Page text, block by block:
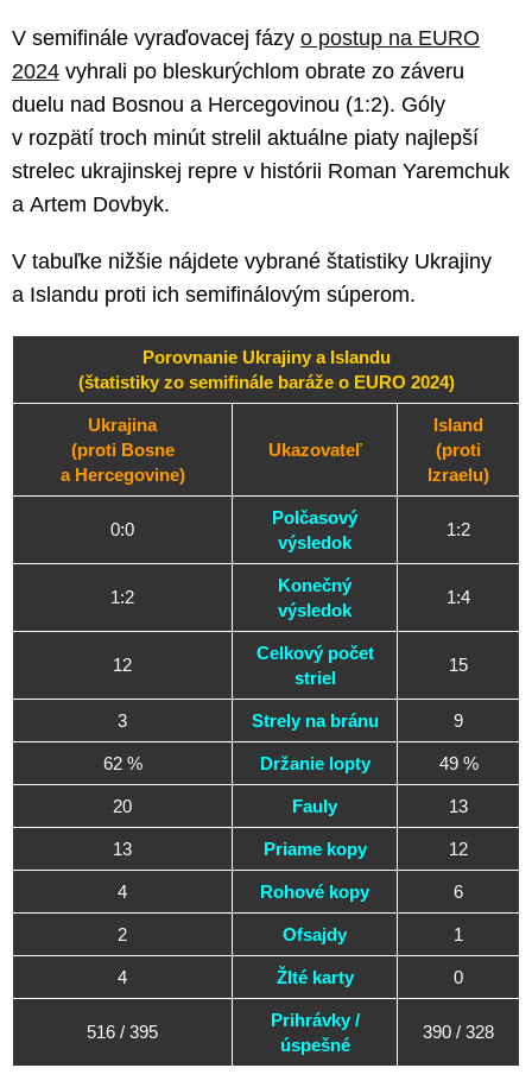
V semifinále vyraďovacej fázy o postup na EURO
2024 vyhrali po bleskurýchlom obrate zo záveru
duelu nad Bosnou a Hercegovinou (1:2). Góly
v rozpätí troch minút strelil aktuálne piaty najlepší
strelec ukrajinskej repre v histórii Roman Yaremchuk
a Artem Dovbyk.
V tabuľke nižšie nájdete vybrané štatistiky Ukrajiny
a Islandu proti ich semifinálovým súperom.
Porovnanie Ukrajiny a Islandu
(štatistiky zo semifinále baráže o EURO 2024)
Ukrajina
(proti Bosne
a Hercegovine)
Ukazovateľ
Island
(proti
Izraelu)
0:0
Polčasový
výsledok
1:2
1:2
Konečný
výsledok
1:4
12
Celkový počet
striel
15
3 Strely na bránu 9
62 % Držanie lopty 49 %
20 Fauly 13
13 Priame kopy 12
4 Rohové kopy 6
2 Ofsajdy 1
4 Žlté karty 0
516 / 395
Prihrávky /
úspešné
390 / 328